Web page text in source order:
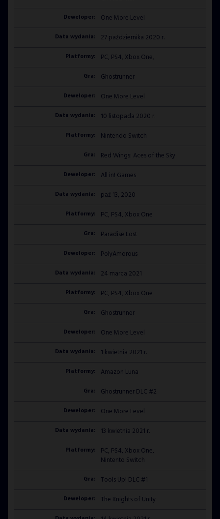
One More Level
27 października 2020 r.
PC, PS4, Xbox One,
Ghostrunner
One More Level
10 listopada 2020 r.
Nintendo Switch
Red Wings: Aces of the Sky
All in! Games
paź 13, 2020
PC, PS4, Xbox One
Paradise Lost
PolyAmorous
24 marca 2021
PC, PS4, Xbox One
Ghostrunner
One More Level
1 kwietnia 2021 r.
Amazon Luna
Ghostrunner DLC #2
One More Level
13 kwietnia 2021 r.
PC, PS4, Xbox One,
Nintento Switch
Tools Up! DLC #1
The Knights of Unity